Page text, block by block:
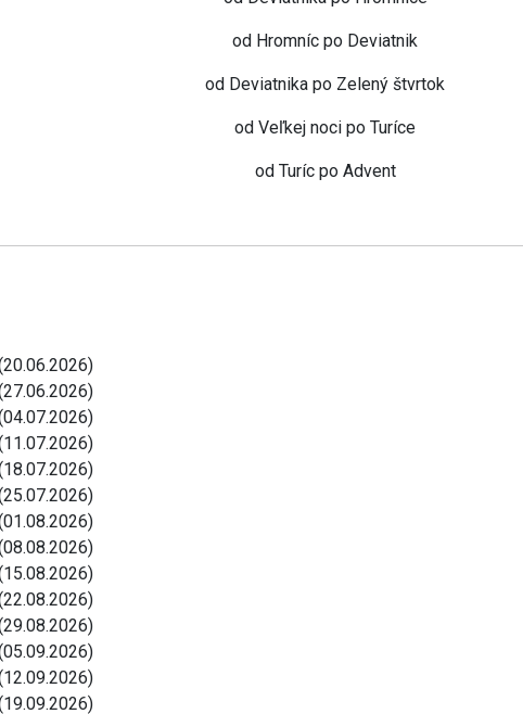
od Hromníc po Deviatnik
od Deviatnika po Zelený štvrtok
od Veľkej noci po Turíce
od Turíc po Advent